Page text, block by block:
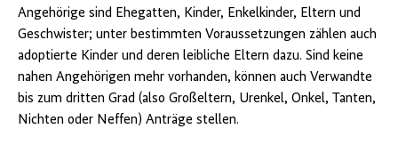
Angehörige sind Ehegatten, Kinder, Enkelkinder, Eltern und
Geschwister; unter bestimmten Voraussetzungen zählen auch
adoptierte Kinder und deren leibliche Eltern dazu. Sind keine
nahen Angehörigen mehr vorhanden, können auch Verwandte
bis zum dritten Grad (also Großeltern, Urenkel, Onkel, Tanten,
Nichten oder Neffen) Anträge stellen.